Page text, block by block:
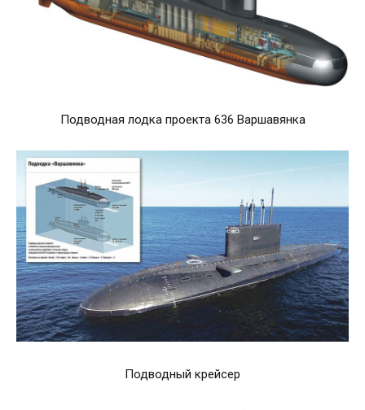
Подводная лодка проекта 636 Варшавянка
Подводный крейсер